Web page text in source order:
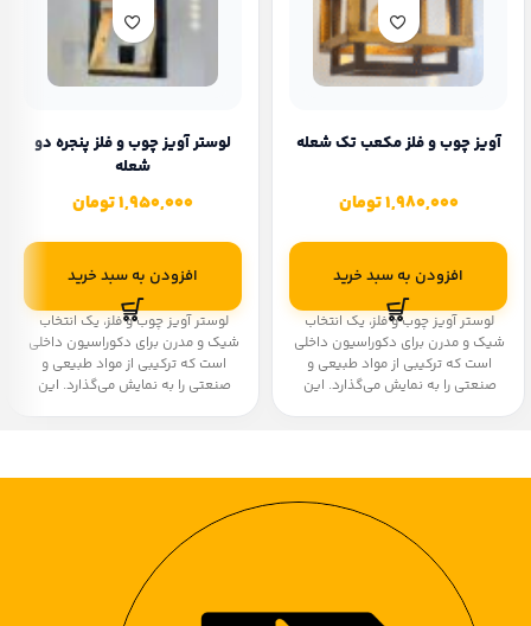
آویز چوب و فلز مکعب تک شعله
1,980,000تومان
افزودن به سبد خرید
لوستر آویز چوب و فلز، یک انتخاب
شیک و مدرن برای دکوراسیون داخلی
است که ترکیبی از مواد طبیعی و
صنعتی را به نمایش می‌گذارد. این
می‌کنیم:همچنین میتوانید از سایر
لوستر های آویز آشپزخانه
آویز های راهرو
خواب
لوستر آویز چوب و فلز پنجره دو
شعله
1,950,000تومان
افزودن به سبد خرید
لوستر آویز چوب و فلز، یک انتخاب
شیک و مدرن برای دکوراسیون داخلی
است که ترکیبی از مواد طبیعی و
صنعتی را به نمایش می‌گذارد. این
می‌کنیم:همچنین میتوانید از سایر
لوستر های آویز آشپزخانه
آویز های راهرو
نیز دیدن فرمایید.